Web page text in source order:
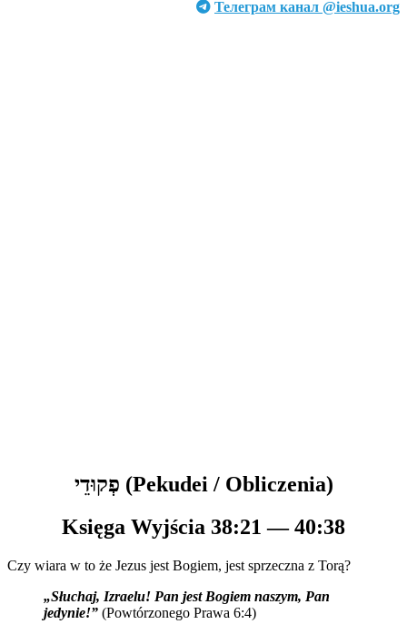
Телеграм канал @ieshua.org
פְקוּדֵי (Pekudei / Obliczenia)
Księga Wyjścia 38:21 — 40:38
Czy wiara w to że Jezus jest Bogiem, jest sprzeczna z Torą?
„Słuchaj, Izraelu! Pan jest Bogiem naszym, Pan
jedynie!” (Powtórzonego Prawa 6:4)